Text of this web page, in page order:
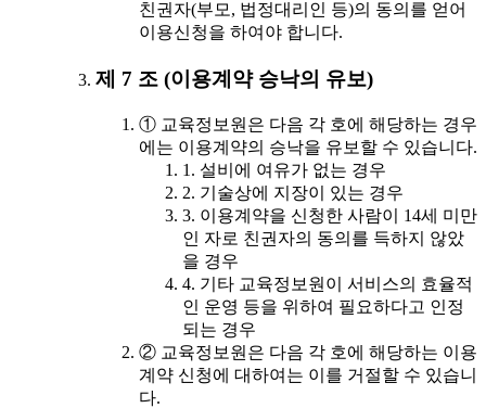
친권자(부모, 법정대리인 등)의 동의를 얻어
이용신청을 하여야 합니다.
제 7 조 (이용계약 승낙의 유보)
① 교육정보원은 다음 각 호에 해당하는 경우
에는 이용계약의 승낙을 유보할 수 있습니다.
1. 설비에 여유가 없는 경우
2. 기술상에 지장이 있는 경우
3. 이용계약을 신청한 사람이 14세 미만
인 자로 친권자의 동의를 득하지 않았
을 경우
4. 기타 교육정보원이 서비스의 효율적
인 운영 등을 위하여 필요하다고 인정
되는 경우
② 교육정보원은 다음 각 호에 해당하는 이용
계약 신청에 대하여는 이를 거절할 수 있습니
다.